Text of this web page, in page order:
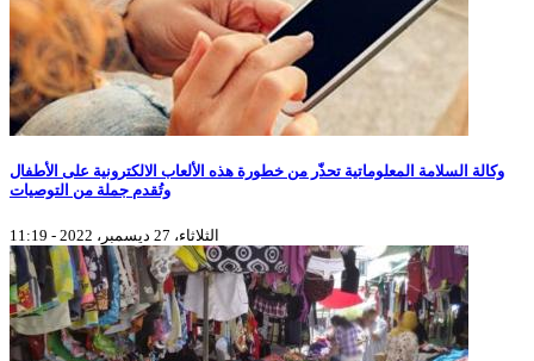
وكالة السلامة المعلوماتية تحذّر من خطورة هذه الألعاب الالكترونية على الأطفال
وتُقدم جملة من التوصيات
الثلاثاء، 27 ديسمبر، 2022 - 11:19